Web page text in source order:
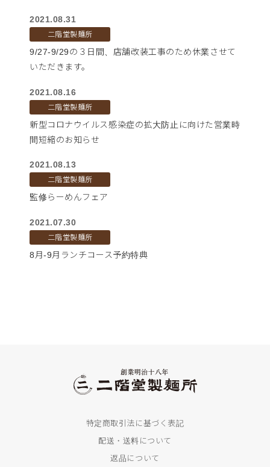
2021.08.31
二階堂製麺所
9/27-9/29の３日間、店舗改装工事のため休業させて
いただきます。
2021.08.16
二階堂製麺所
新型コロナウイルス感染症の拡大防止に向けた営業時
間短縮のお知らせ
2021.08.13
二階堂製麺所
監修らーめんフェア
2021.07.30
二階堂製麺所
8月-9月ランチコース予約特典
特定商取引法に基づく表記
配送・送料について
返品について